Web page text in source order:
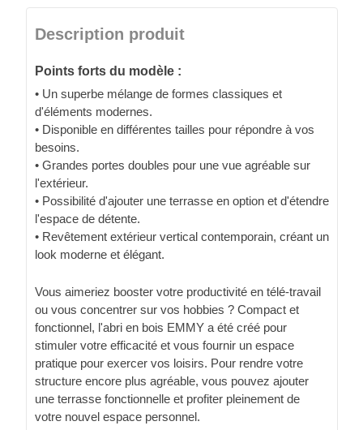
Description produit
Points forts du modèle :
• Un superbe mélange de formes classiques et
d'éléments modernes.
• Disponible en différentes tailles pour répondre à vos
besoins.
• Grandes portes doubles pour une vue agréable sur
l'extérieur.
• Possibilité d'ajouter une terrasse en option et d'étendre
l'espace de détente.
• Revêtement extérieur vertical contemporain, créant un
look moderne et élégant.
Vous aimeriez booster votre productivité en télé-travail
ou vous concentrer sur vos hobbies ? Compact et
fonctionnel, l'abri en bois EMMY a été créé pour
stimuler votre efficacité et vous fournir un espace
pratique pour exercer vos loisirs. Pour rendre votre
structure encore plus agréable, vous pouvez ajouter
une terrasse fonctionnelle et profiter pleinement de
votre nouvel espace personnel.